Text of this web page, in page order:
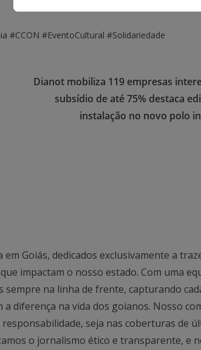
#CCON #EventoCultural #Solidariedade
Dianot mobiliza 119 empresas
subsídio de até 75% destaca
instalação no novo polo
Goiás, dedicados exclusivamente a
impactam o nosso estado. Com uma
na linha de frente, capturando
diferença na vida dos goianos. Nosso
seja nas coberturas de
o jornalismo ético e transparente, e